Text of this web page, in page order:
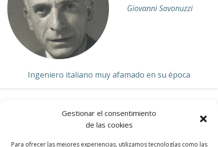
Gestionar el consentimiento
de las cookies
Para ofrecer las mejores experiencias, utilizamos tecnologías como las
Giovanni Savonuzzi
Ingeniero italiano muy afamado en su época
CISITALIA